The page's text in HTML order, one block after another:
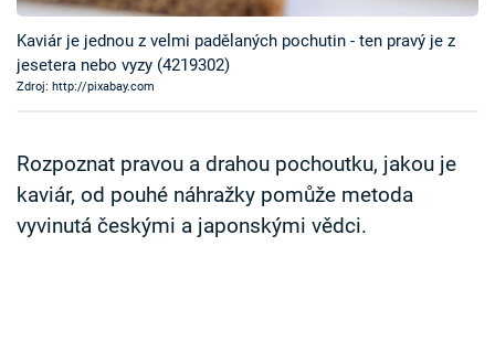
Sledujte prima+
Přihlášení
Sledujte nás
Kaviár je jednou z velmi padělaných pochutin - ten pravý je z
jesetera nebo vyzy (4219302)
Zdroj: http://pixabay.com
Rozpoznat pravou a drahou pochoutku, jakou je
kaviár, od pouhé náhražky pomůže metoda
vyvinutá českými a japonskými vědci.